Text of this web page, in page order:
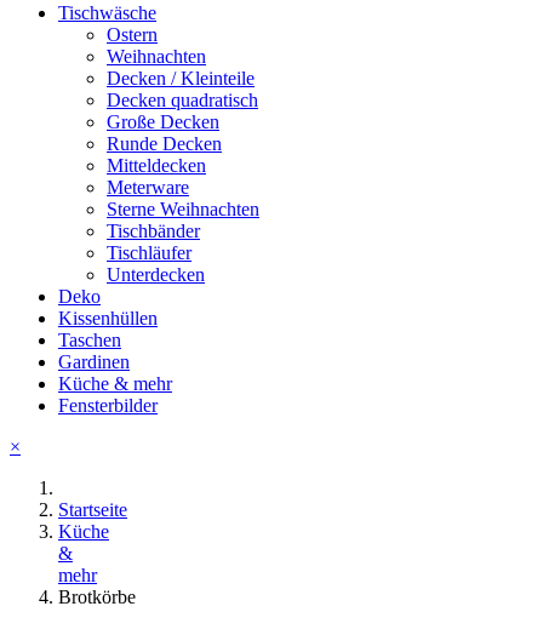
Tischwäsche
Ostern
Weihnachten
Decken / Kleinteile
Decken quadratisch
Große Decken
Runde Decken
Mitteldecken
Meterware
Sterne Weihnachten
Tischbänder
Tischläufer
Unterdecken
Deko
Kissenhüllen
Taschen
Gardinen
Küche & mehr
Fensterbilder
×
Startseite
Küche
&
mehr
Brotkörbe